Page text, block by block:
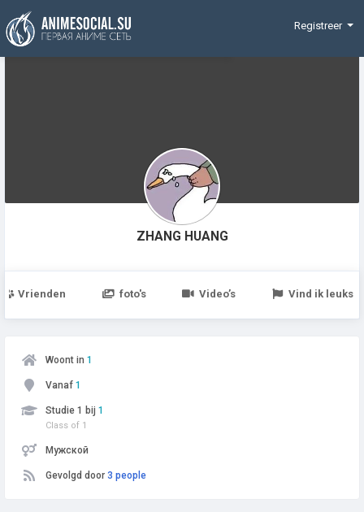
Funding
Registreer
ZHANG HUANG
Vrienden foto's Video’s Vind ik leuks
Woont in 1
Vanaf 1
Studie 1 bij 1
Class of 1
Мужской
Gevolgd door 3 people